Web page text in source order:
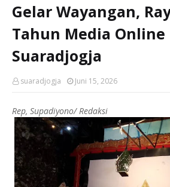
Gelar Wayangan,
Tahun Media Online
Suaradjogja
suaradjogja Juni 15, 2026
Rep, Supadiyono/ Redaksi